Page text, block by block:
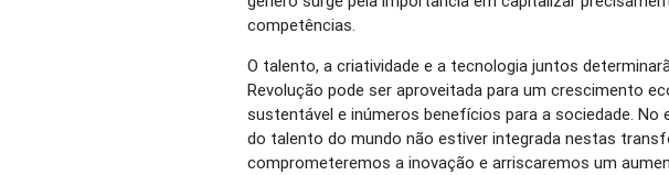
competências.
O talento, a criatividade e a tecnologia juntos
Revolução pode ser aproveitada para um crescimento
sustentável e inúmeros benefícios para a sociedade. No
do talento do mundo não estiver integrada nestas
comprometeremos a inovação e arriscaremos um